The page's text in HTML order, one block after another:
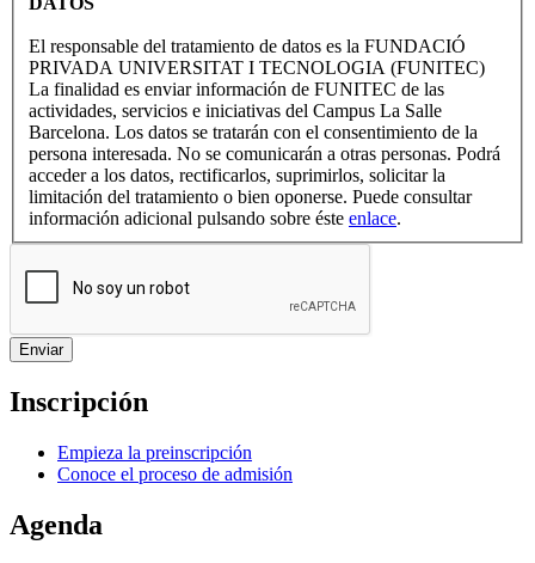
El responsable del tratamiento de datos es la FUNDACIÓ
PRIVADA UNIVERSITAT I TECNOLOGIA (FUNITEC)
La finalidad es enviar información de FUNITEC de las
actividades, servicios e iniciativas del Campus La Salle
Barcelona. Los datos se tratarán con el consentimiento de la
persona interesada. No se comunicarán a otras personas. Podrá
acceder a los datos, rectificarlos, suprimirlos, solicitar la
limitación del tratamiento o bien oponerse. Puede consultar
información adicional pulsando sobre éste enlace.
Inscripción
Empieza la preinscripción
Conoce el proceso de admisión
Agenda